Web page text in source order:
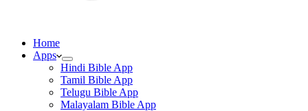
Home
Apps
Hindi Bible App
Tamil Bible App
Telugu Bible App
Malayalam Bible App